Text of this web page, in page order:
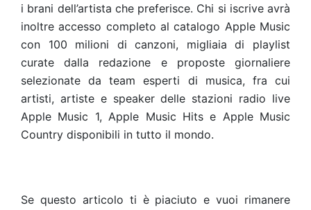
i brani dell’artista che preferisce. Chi si iscrive avrà
inoltre accesso completo al catalogo Apple Music
con 100 milioni di canzoni, migliaia di playlist
curate dalla redazione e proposte giornaliere
selezionate da team esperti di musica, fra cui
artisti, artiste e speaker delle stazioni radio live
Apple Music 1, Apple Music Hits e Apple Music
Country disponibili in tutto il mondo.
Se questo articolo ti è piaciuto e vuoi rimanere